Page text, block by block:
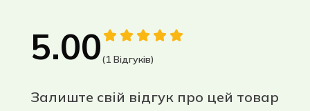
5.00(1 Відгуків)
Залиште свій відгук про цей товар